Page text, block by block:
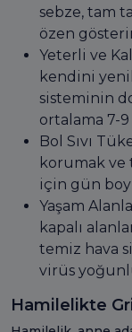
sebze, tam
özen
Yeterli ve
kendini
sisteminin
ortalama 7-9
Bol Sıvı
korumak ve
için gün
Yaşam
kapalı
temiz hava
virüs
Hamilelikte